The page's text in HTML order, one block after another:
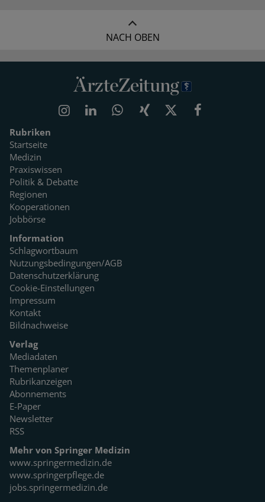
NACH OBEN
Rubriken
Startseite
Medizin
Praxiswissen
Politik & Debatte
Regionen
Kooperationen
Jobbörse
Information
Schlagwortbaum
Nutzungsbedingungen/AGB
Datenschutzerklärung
Cookie-Einstellungen
Impressum
Kontakt
Bildnachweise
Verlag
Mediadaten
Themenplaner
Rubrikanzeigen
Abonnements
E-Paper
Newsletter
RSS
Mehr von Springer Medizin
www.springermedizin.de
www.springerpflege.de
jobs.springermedizin.de